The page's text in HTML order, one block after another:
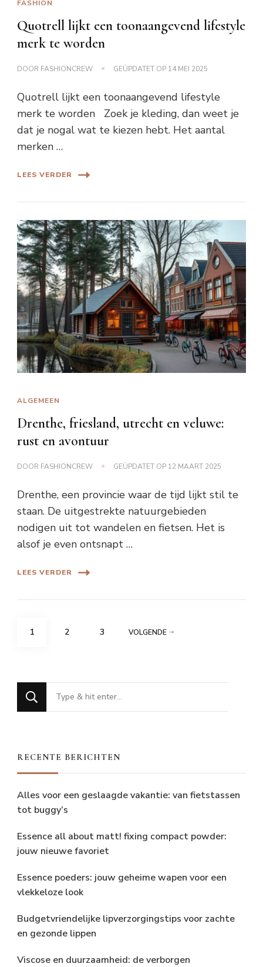
FASHION
Quotrell lijkt een toonaangevend lifestyle
merk te worden
DOOR FASHIONCREW GEÜPDATET OP 14 MEI 2025
Quotrell lijkt een toonaangevend lifestyle
merk te worden Zoek je kleding, dan weet je
dat je nogal wat te kiezen hebt. Het aantal
merken …
LEES VERDER
ALGEMEEN
Drenthe, friesland, utrecht en veluwe:
rust en avontuur
DOOR FASHIONCREW GEÜPDATET OP 12 MAART 2025
Drenthe, een provincie waar de tijd lijkt stil te
staan. De uitgestrekte natuurgebieden
nodigen uit tot wandelen en fietsen. Het is
alsof je even ontsnapt …
LEES VERDER
Berichten
PAGINA
1 PAGINA
2 PAGINA
3 VOLGENDE
Op
zoek
RECENTE BERICHTEN
Alles voor een geslaagde vakantie: van fietstassen
tot buggy’s
Essence all about matt! fixing compact powder:
jouw nieuwe favoriet
Essence poeders: jouw geheime wapen voor een
vlekkeloze look
Budgetvriendelijke lipverzorgingstips voor zachte
en gezonde lippen
Viscose en duurzaamheid: de verborgen